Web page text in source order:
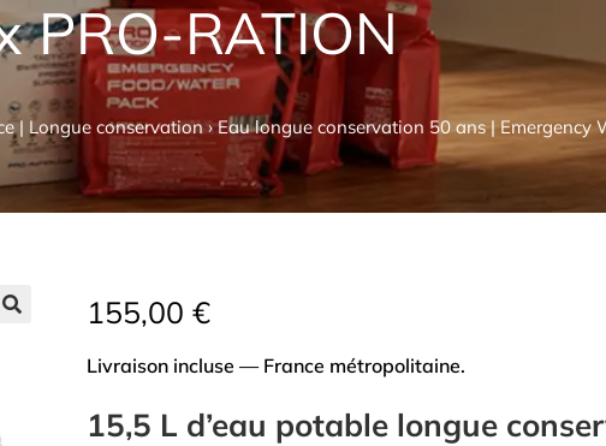
PRO-RATION
| Longue conservation›Eau longue conservation 50 ans | Emergency
155,00 €
Livraison incluse — France métropolitaine.
15,5 L d’eau potable longue